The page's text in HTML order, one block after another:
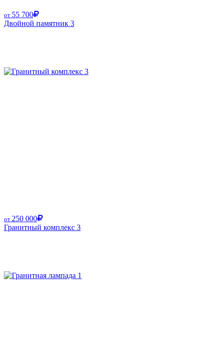
от 55 700
Двойной памятник 3
от 250 000
Гранитный комплекс 3